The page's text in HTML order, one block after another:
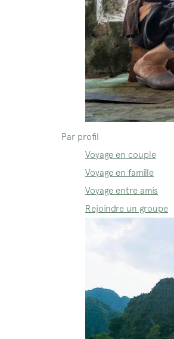
Par profil
Voyage en couple
Voyage en famille
Voyage entre amis
Rejoindre un groupe